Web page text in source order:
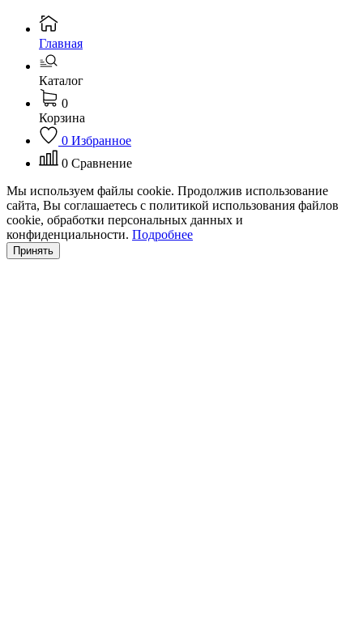
Главная
Каталог
0
Корзина
0 Избранное
0 Сравнение
Мы используем файлы cookie. Продолжив использование
сайта, Вы соглашаетесь с политикой использования файлов
cookie, обработки персональных данных и
конфиденциальности. Подробнее
Принять